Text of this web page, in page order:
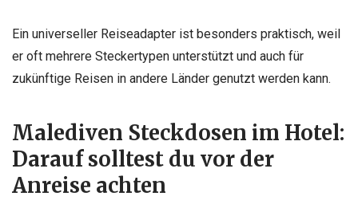
Ein universeller Reiseadapter ist besonders praktisch, weil
er oft mehrere Steckertypen unterstützt und auch für
zukünftige Reisen in andere Länder genutzt werden kann.
Malediven Steckdosen im Hotel:
Darauf solltest du vor der
Anreise achten